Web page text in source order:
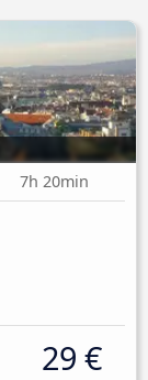
7h 20min
29 €